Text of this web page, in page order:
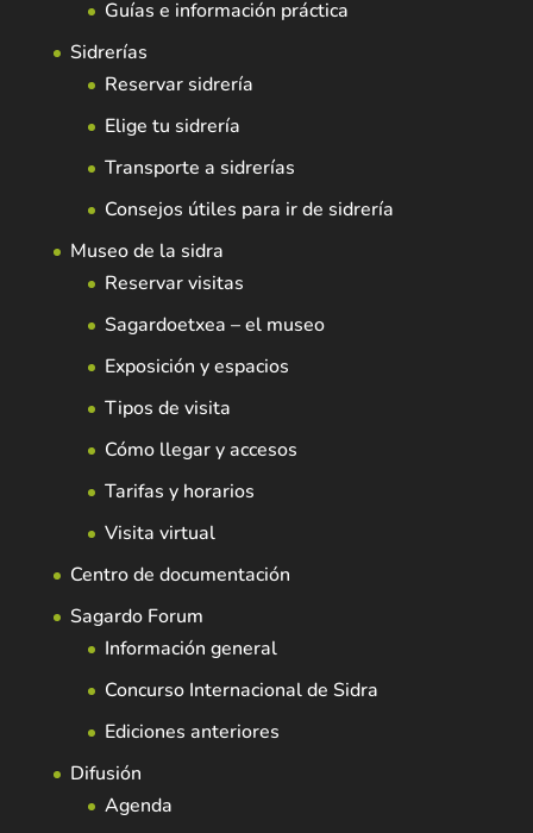
Guías e información práctica
Sidrerías
Reservar sidrería
Elige tu sidrería
Transporte a sidrerías
Consejos útiles para ir de sidrería
Museo de la sidra
Reservar visitas
Sagardoetxea – el museo
Exposición y espacios
Tipos de visita
Cómo llegar y accesos
Tarifas y horarios
Visita virtual
Centro de documentación
Sagardo Forum
Información general
Concurso Internacional de Sidra
Ediciones anteriores
Difusión
Agenda